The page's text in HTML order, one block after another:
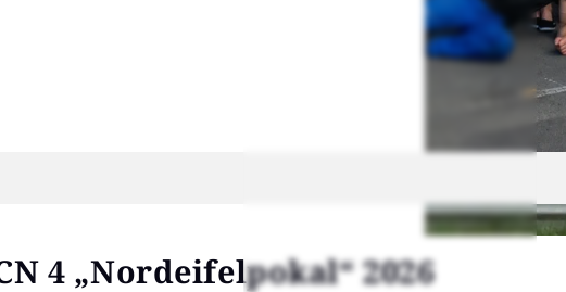
4 „Nord­ei­fel­po­kal“ 2026